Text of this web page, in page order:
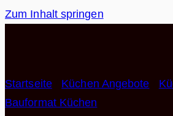
Zum Inhalt springen
Startseite Küchen Angebote
Bauformat Küchen